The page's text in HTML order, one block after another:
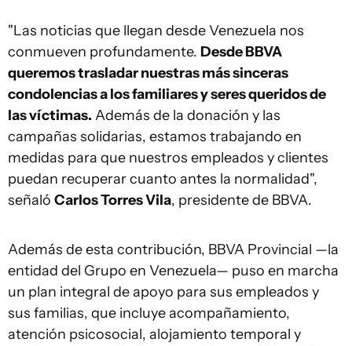
"Las noticias que llegan desde Venezuela nos
conmueven profundamente. Desde BBVA
queremos trasladar nuestras más sinceras
condolencias a los familiares y seres queridos de
las víctimas. Además de la donación y las
campañas solidarias, estamos trabajando en
medidas para que nuestros empleados y clientes
puedan recuperar cuanto antes la normalidad",
señaló Carlos Torres Vila, presidente de BBVA.
Además de esta contribución, BBVA Provincial —la
entidad del Grupo en Venezuela— puso en marcha
un plan integral de apoyo para sus empleados y
sus familias, que incluye acompañamiento,
atención psicosocial, alojamiento temporal y